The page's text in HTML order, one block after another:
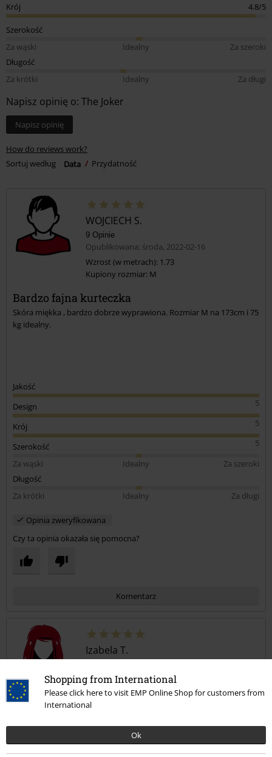
Shopping from International
Please click here to visit EMP Online Shop for customers from
International
Ok
Krój 4.8/5
Szerokość
Za wąski
Idealny
Za szeroki
Długość
Za krótki
Idealny Za długi
Napisz opinię o: The Joker
Napisz opinię
How do reviews work?
Sortuj według
Data Przydatność
WOJCIECH S.
9 Opinie
Opublikowana: środa, 2022-02-16
Wzrost (w metrach): 1.73
Kupiony rozmiar: M
Bardzo fajna kurteczka
Skóra miękka , bardzo dobrze wyprawiona. Rozmiar M na 173cm i 75
kg idealny.
Jakość
5
Design
5
Krój
5
Szerokość
Za wąski
Idealny
Za szeroki
Długość
Za krótki
Idealny Za długi
Opinia zweryfikowana
Czy ta opinia okazała się pomocna?
Komentarz
Izabela T.
Opublikowana: środa, 2021-12-29
Kupiony rozmiar: M
Super. Wygląda lepiej niż na zdjęciu. Syn zadowolony. Kupiłabym
jeszcze raz.